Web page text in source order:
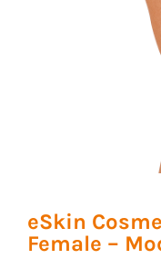
eSkin
Female –